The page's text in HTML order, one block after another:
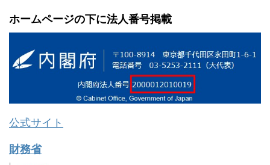
ホームページの下に法人番号掲載
公式サイト
財務省